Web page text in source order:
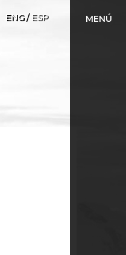
ENG ESP MENÚ